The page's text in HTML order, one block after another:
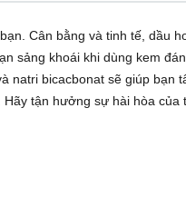
Cân bằng và tinh tế, dầu
sảng khoái khi dùng kem
natri bicacbonat sẽ giúp bạn
tận hưởng sự hài hòa của